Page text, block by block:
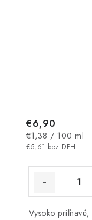
€5,61 bez DPH
€6,90
Jednotková
cena:
€1,38 / 100 ml
Vysoko